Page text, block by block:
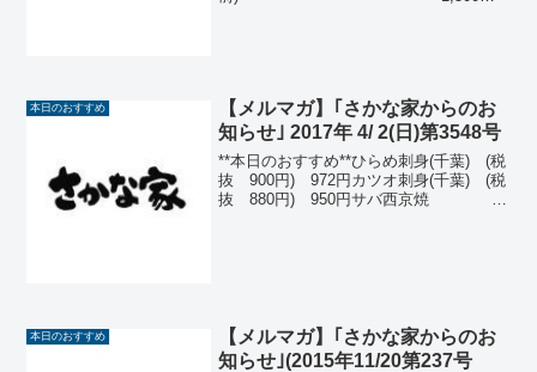
本日のおすすめ
【メルマガ】｢さかな家からのお
知らせ｣ 2017年 4/ 2(日)第3548号
**本日のおすすめ**ひらめ刺身(千葉) (税
抜 900円) 972円カツオ刺身(千葉) (税
抜 880円) 950円サバ西京焼
本日のおすすめ
【メルマガ】｢さかな家からのお
知らせ｣(2015年11/20第237号